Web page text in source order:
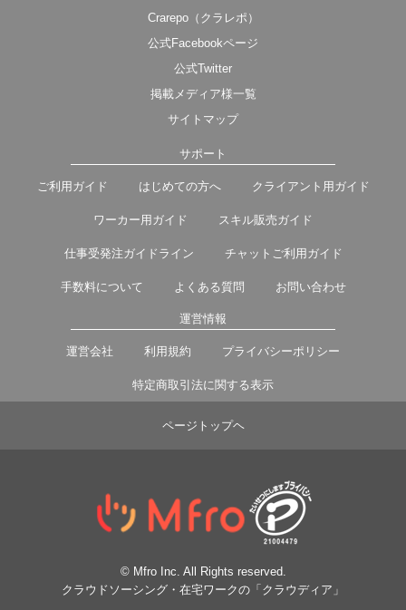
Crarepo（クラレポ）
公式Facebookページ
公式Twitter
掲載メディア様一覧
サイトマップ
サポート
ご利用ガイド はじめての方へ クライアント用ガイド
ワーカー用ガイド スキル販売ガイド
仕事受発注ガイドライン チャットご利用ガイド
手数料について よくある質問 お問い合わせ
運営情報
運営会社 利用規約 プライバシーポリシー
特定商取引法に関する表示
ページトップヘ
© Mfro Inc. All Rights reserved.
クラウドソーシング・在宅ワークの「クラウディア」